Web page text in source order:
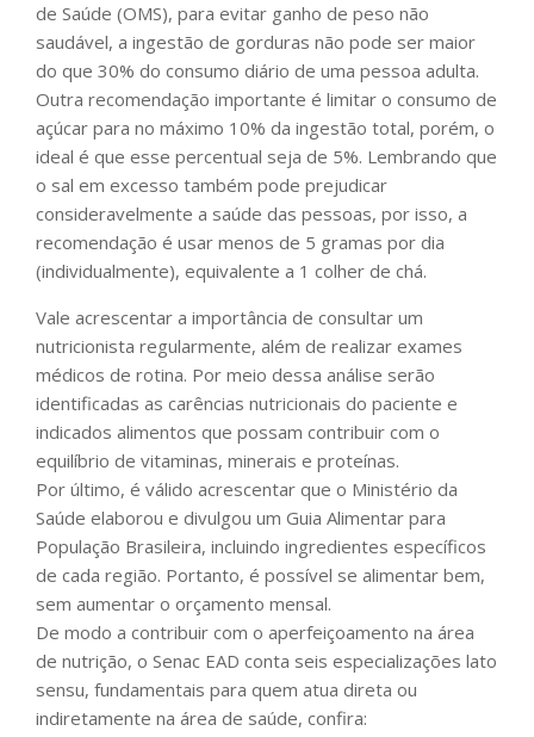
de Saúde (OMS), para evitar ganho de peso não
saudável, a ingestão de gorduras não pode ser maior
do que 30% do consumo diário de uma pessoa adulta.
Outra recomendação importante é limitar o consumo de
açúcar para no máximo 10% da ingestão total, porém, o
ideal é que esse percentual seja de 5%. Lembrando que
o sal em excesso também pode prejudicar
consideravelmente a saúde das pessoas, por isso, a
recomendação é usar menos de 5 gramas por dia
(individualmente), equivalente a 1 colher de chá.
Vale acrescentar a importância de consultar um
nutricionista regularmente, além de realizar exames
médicos de rotina. Por meio dessa análise serão
identificadas as carências nutricionais do paciente e
indicados alimentos que possam contribuir com o
equilíbrio de vitaminas, minerais e proteínas.
Por último, é válido acrescentar que o Ministério da
Saúde elaborou e divulgou um Guia Alimentar para
População Brasileira, incluindo ingredientes específicos
de cada região. Portanto, é possível se alimentar bem,
sem aumentar o orçamento mensal.
De modo a contribuir com o aperfeiçoamento na área
de nutrição, o Senac EAD conta seis especializações lato
sensu, fundamentais para quem atua direta ou
indiretamente na área de saúde, confira: